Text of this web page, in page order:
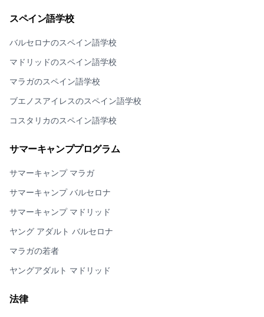
スペイン語学校
バルセロナのスペイン語学校
マドリッドのスペイン語学校
マラガのスペイン語学校
ブエノスアイレスのスペイン語学校
コスタリカのスペイン語学校
サマーキャンププログラム
サマーキャンプ マラガ
サマーキャンプ バルセロナ
サマーキャンプ マドリッド
ヤング アダルト バルセロナ
マラガの若者
ヤングアダルト マドリッド
法律